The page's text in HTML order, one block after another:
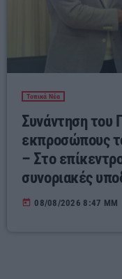
Τοπικά Νέα
Συνάντηση του
εκπροσώπους
– Στο
συνοριακές
today 08/08/2026 8:47 ΜΜ